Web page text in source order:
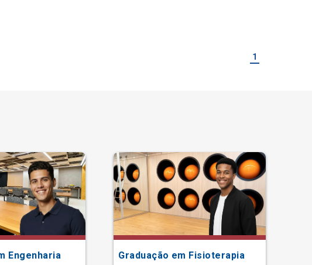
1
Engenharia
Graduação em Fisioterapia